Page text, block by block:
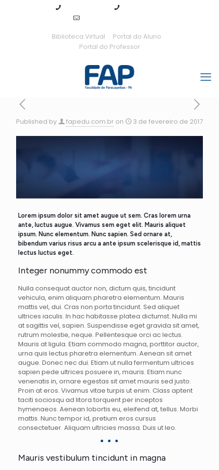
Biblioteca Virtual
Portal do Aluno
Portal do Professor
Published by fapedu.com.br on 3 de fevereiro de 2017
Lorem ipsum dolor sit amet augue ut sem. Cras lorem urna
ante, luctus augue. Vivamus sem eget elit. Mauris aliquet
ipsum. Nunc elementum. Nunc sapien. Sed ornare at,
bibendum varius risus arcu a ante ipsum scelerisque id, mattis
lectus luctus eget.
Integer nonummy commodo est
Nulla consequat auctor non, dictum quis, tincidunt
vehicula, enim aliquam pharetra elementum. Mauris
mattis vel, dui. Cras non porta tincidunt. Sed aliquet
ultrices iaculis. In hac habitasse platea dictumst. Nulla mi
at sagittis vel, sapien. Suspendisse eget gravida sit amet,
rutrum molestie, neque. Pellentesque orci ac lectus.
Mauris at ligula. Etiam commodo magna, porttitor auctor,
urna quis lectus pharetra elementum. Aenean sit amet
augue. Donec nec dui. Etiam ut nulla fermentum ultrices
sapien pede ultrices posuere in, mauris. Etiam nunc
venenatis in, ornare egestas sit amet mauris sed justo.
Proin at eros. Vivamus vitae turpis ut enim. Class aptent
taciti sociosqu ad litora torquent per inceptos
hymenaeos. Aenean lobortis eu, eleifend at, tellus. Morbi
mattis. Nunc tempor id, pretium eros cursus
consectetuer. Aliquam ultricies massa. Duis ut leo.
Mauris vestibulum tincidunt in magna